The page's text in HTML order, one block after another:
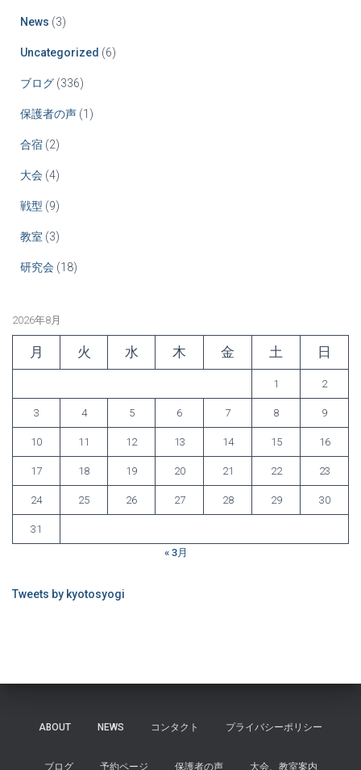
News (3)
Uncategorized (6)
ブログ (336)
保護者の声 (1)
合宿 (2)
大会 (4)
戦型 (9)
教室 (3)
研究会 (18)
2026年8月
月 火 水 木 金 土 日
1 2
3 4 5 6 7 8 9
10 11 12 13 14 15 16
17 18 19 20 21 22 23
24 25 26 27 28 29 30
31
« 3月
Tweets by kyotosyogi
ABOUT NEWS コンタクト プライバシーポリシー
ブログ 予約ページ 保護者の声 大会、教室案内